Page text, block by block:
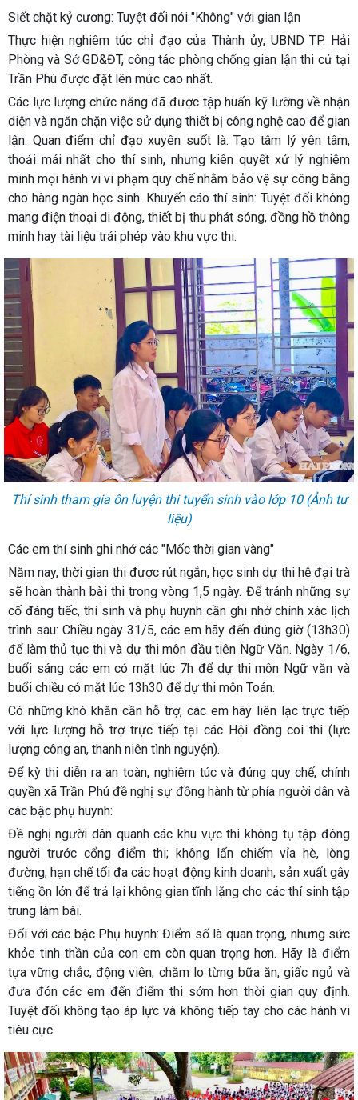
Siết chặt kỷ cương: Tuyệt đối nói "Không" với gian lận
Thực hiện nghiêm túc chỉ đạo của Thành ủy, UBND TP. Hải
Phòng và Sở GD&ĐT, công tác phòng chống gian lận thi cử tại
Trần Phú được đặt lên mức cao nhất.
Các lực lượng chức năng đã được tập huấn kỹ lưỡng về nhận
diện và ngăn chặn việc sử dụng thiết bị công nghệ cao để gian
lận. Quan điểm chỉ đạo xuyên suốt là: Tạo tâm lý yên tâm,
thoải mái nhất cho thí sinh, nhưng kiên quyết xử lý nghiêm
minh mọi hành vi vi phạm quy chế nhằm bảo vệ sự công bằng
cho hàng ngàn học sinh. Khuyến cáo thí sinh: Tuyệt đối không
mang điện thoại di động, thiết bị thu phát sóng, đồng hồ thông
minh hay tài liệu trái phép vào khu vực thi.
Thí sinh tham gia ôn luyện thi tuyển sinh vào lớp 10 (Ảnh tư
liệu)
Các em thí sinh ghi nhớ các "Mốc thời gian vàng"
Năm nay, thời gian thi được rút ngắn, học sinh dự thi hệ đại trà
sẽ hoàn thành bài thi trong vòng 1,5 ngày. Để tránh những sự
cố đáng tiếc, thí sinh và phụ huynh cần ghi nhớ chính xác lịch
trình sau: Chiều ngày 31/5, các em hãy đến đúng giờ (13h30)
để làm thủ tục thi và dự thi môn đầu tiên Ngữ Văn. Ngày 1/6,
buổi sáng các em có mặt lúc 7h để dự thi môn Ngữ văn và
buổi chiều có mặt lúc 13h30 để dự thi môn Toán.
Có những khó khăn cần hỗ trợ, các em hãy liên lạc trực tiếp
với lực lượng hỗ trợ trực tiếp tại các Hội đồng coi thi (lực
lượng công an, thanh niên tình nguyện).
Để kỳ thi diễn ra an toàn, nghiêm túc và đúng quy chế, chính
quyền xã Trần Phú đề nghị sự đồng hành từ phía người dân và
các bậc phụ huynh:
Đề nghị người dân quanh các khu vực thi không tụ tập đông
người trước cổng điểm thi; không lấn chiếm vỉa hè, lòng
đường; hạn chế tối đa các hoạt động kinh doanh, sản xuất gây
tiếng ồn lớn để trả lại không gian tĩnh lặng cho các thí sinh tập
trung làm bài.
Đối với các bậc Phụ huynh: Điểm số là quan trọng, nhưng sức
khỏe tinh thần của con em còn quan trọng hơn. Hãy là điểm
tựa vững chắc, động viên, chăm lo từng bữa ăn, giấc ngủ và
đưa đón các em đến điểm thi sớm hơn thời gian quy định.
Tuyệt đối không tạo áp lực và không tiếp tay cho các hành vi
tiêu cực.